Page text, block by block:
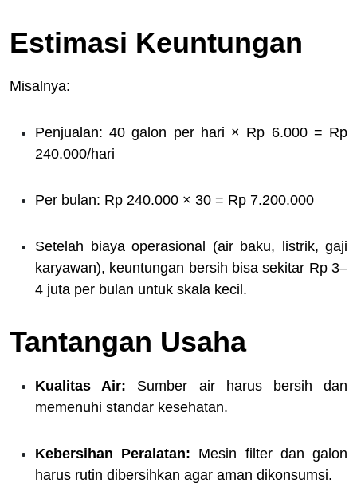
Estimasi Keuntungan
Misalnya:
Penjualan: 40 galon per hari × Rp 6.000 = Rp
240.000/hari
Per bulan: Rp 240.000 × 30 = Rp 7.200.000
Setelah biaya operasional (air baku, listrik, gaji
karyawan), keuntungan bersih bisa sekitar Rp 3–
4 juta per bulan untuk skala kecil.
Tantangan Usaha
Kualitas Air: Sumber air harus bersih dan
memenuhi standar kesehatan.
Kebersihan Peralatan: Mesin filter dan galon
harus rutin dibersihkan agar aman dikonsumsi.